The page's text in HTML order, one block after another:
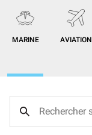
MARINE AVIATION